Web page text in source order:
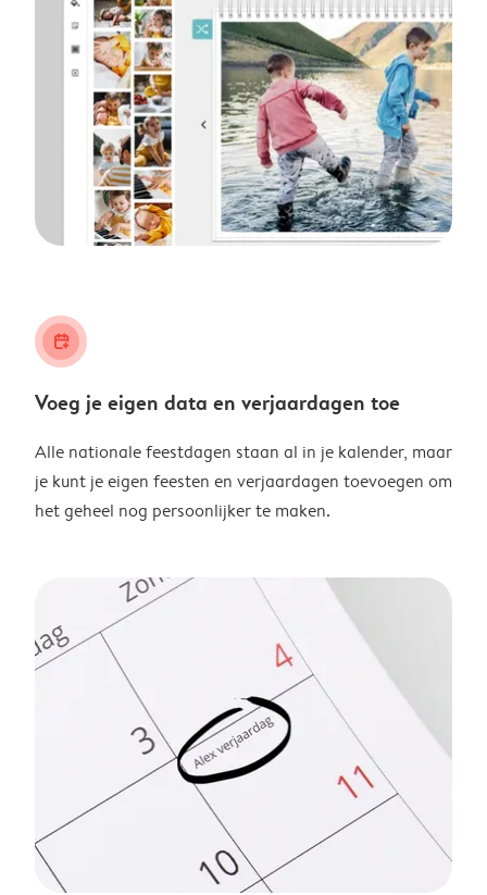
calendar_plus
Voeg je eigen data en verjaardagen toe
Alle nationale feestdagen staan al in je kalender, maar
je kunt je eigen feesten en verjaardagen toevoegen om
het geheel nog persoonlijker te maken.